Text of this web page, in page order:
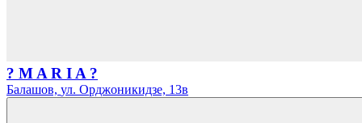
? M A R I A ?
Балашов, ул. Орджоникидзе, 13в